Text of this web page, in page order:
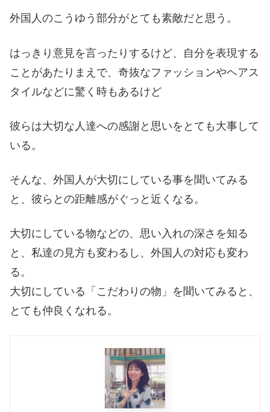
外国人のこうゆう部分がとても素敵だと思う。
はっきり意見を言ったりするけど、自分を表現する
ことがあたりまえで、奇抜なファッションやヘアス
タイルなどに驚く時もあるけど
彼らは大切な人達への感謝と思いをとても大事して
いる。
そんな、外国人が大切にしている事を聞いてみる
と、彼らとの距離感がぐっと近くなる。
大切にしている物などの、思い入れの深さを知る
と、私達の見方も変わるし、外国人の対応も変わ
る。
大切にしている「こだわりの物」を聞いてみると、
とても仲良くなれる。